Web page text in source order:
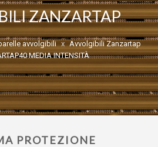
ZANZARTAP
avvolgibili
Avvolgibili Zanzartap
MEDIA INTENSITÀ
PROTEZIONE